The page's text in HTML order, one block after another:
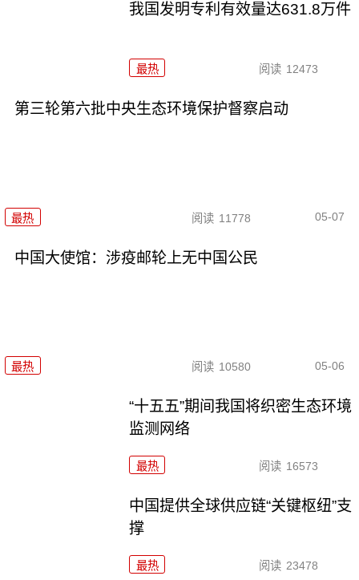
我国发明专利有效量达631.8万件
最热 阅读 12473
第三轮第六批中央生态环境保护督察启动
最热 阅读 11778 05-07
中国大使馆：涉疫邮轮上无中国公民
最热 阅读 10580 05-06
“十五五”期间我国将织密生态环境
监测网络
最热 阅读 16573
中国提供全球供应链“关键枢纽”支
撑
最热 阅读 23478